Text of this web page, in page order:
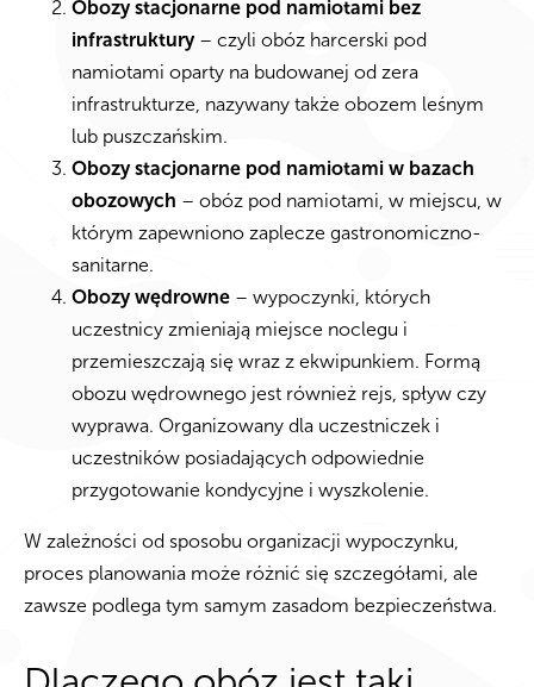
Obozy stacjonarne pod namiotami bez
infrastruktury– czyli obóz harcerski pod
namiotami oparty na budowanej od zera
infrastrukturze, nazywany także obozem leśnym
lub puszczańskim.
Obozy stacjonarne pod namiotami w bazach
obozowych – obóz pod namiotami, w miejscu, w
którym zapewniono zaplecze gastronomiczno-
sanitarne.
Obozy wędrowne – wypoczynki, których
uczestnicy zmieniają miejsce noclegu i
przemieszczają się wraz z ekwipunkiem. Formą
obozu wędrownego jest również rejs, spływ czy
wyprawa. Organizowany dla uczestniczek i
uczestników posiadających odpowiednie
przygotowanie kondycyjne i wyszkolenie.
W zależności od sposobu organizacji wypoczynku,
proces planowania może różnić się szczegółami, ale
zawsze podlega tym samym zasadom bezpieczeństwa.